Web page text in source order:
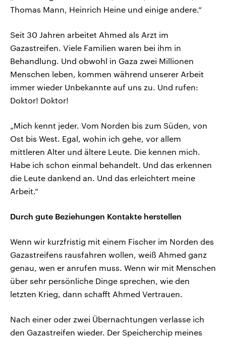
Thomas Mann, Heinrich Heine und einige andere.“
Seit 30 Jahren arbeitet Ahmed als Arzt im
Gazastreifen. Viele Familien waren bei ihm in
Behandlung. Und obwohl in Gaza zwei Millionen
Menschen leben, kommen während unserer Arbeit
immer wieder Unbekannte auf uns zu. Und rufen:
Doktor! Doktor!
„Mich kennt jeder. Vom Norden bis zum Süden, von
Ost bis West. Egal, wohin ich gehe, vor allem
mittleren Alter und ältere Leute. Die kennen mich.
Habe ich schon einmal behandelt. Und das erkennen
die Leute dankend an. Und das erleichtert meine
Arbeit.“
Durch gute Beziehungen Kontakte herstellen
Wenn wir kurzfristig mit einem Fischer im Norden des
Gazastreifens rausfahren wollen, weiß Ahmed ganz
genau, wen er anrufen muss. Wenn wir mit Menschen
über sehr persönliche Dinge sprechen, wie den
letzten Krieg, dann schafft Ahmed Vertrauen.
Nach einer oder zwei Übernachtungen verlasse ich
den Gazastreifen wieder. Der Speicherchip meines